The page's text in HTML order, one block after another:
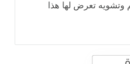
وتشويه تعرض لها هذا